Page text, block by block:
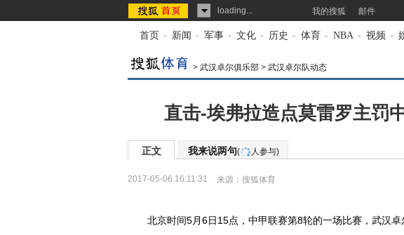
loading... 我的搜狐 邮件
首页 - 新闻 - 军事 - 文化 - 历史 - 体育 - NBA - 视频 -
> 武汉卓尔俱乐部 > 武汉卓尔队动态
直击-埃弗拉造点莫雷罗主罚
正文 我来说两句( 人参与)
2017-05-06 16:11:31 来源： 搜狐体育
北京时间5月6日15点，中甲联赛第8轮的一场比赛，武汉卓